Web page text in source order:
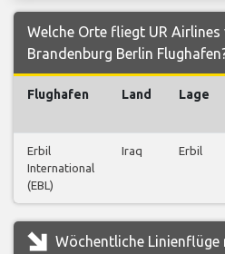
Welche Orte fliegt UR
Brandenburg Berlin
Flughafen Land Lage
Erbil
International
(EBL)
Iraq Erbil
Wöchentliche Linienflüge